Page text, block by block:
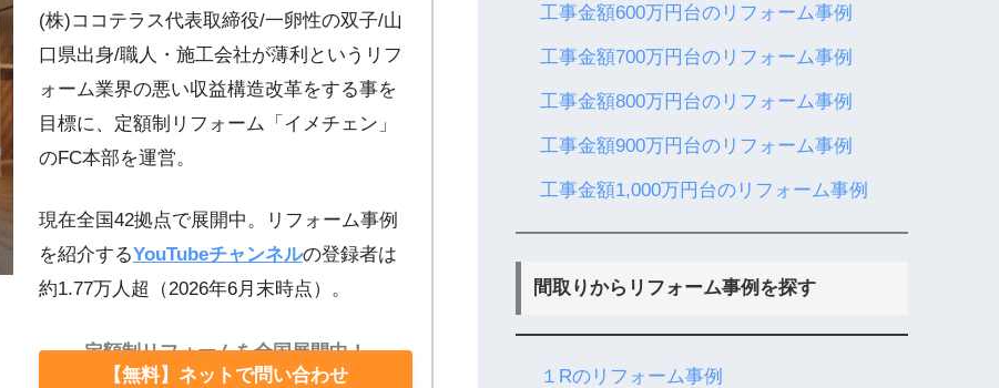
(株)ココテラス代表取締役/一卵性の双子/山
口県出身/職人・施工会社が薄利というリフ
ォーム業界の悪い収益構造改革をする事を
目標に、定額制リフォーム「イメチェン」
のFC本部を運営。
現在全国42拠点で展開中。リフォーム事例
を紹介するYouTubeチャンネルの登録者は
約1.77万人超（2026年6月末時点）。
定額制リフォームを全国展開中！
【無料】ネットで問い合わせ
工事金額600万円台のリフォーム事例
工事金額700万円台のリフォーム事例
工事金額800万円台のリフォーム事例
工事金額900万円台のリフォーム事例
工事金額1,000万円台のリフォーム事例
間取りからリフォーム事例を探す
１Rのリフォーム事例